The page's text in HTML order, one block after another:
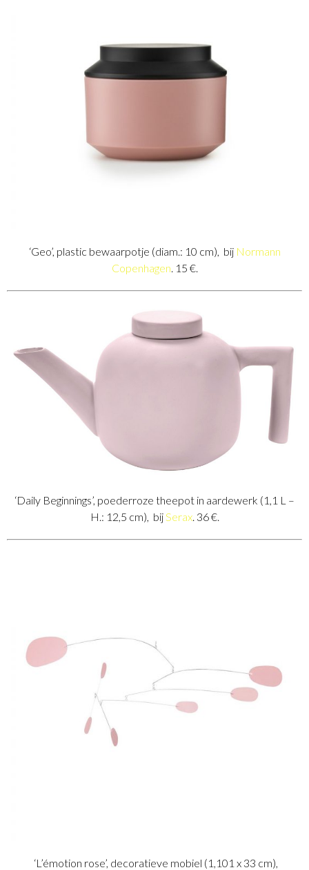
‘Geo’, plastic bewaarpotje (diam.: 10 cm), bij Normann
Copenhagen. 15 €.
‘Daily Beginnings’, poederroze theepot in aardewerk (1,1 L –
H.: 12,5 cm), bij Serax. 36 €.
‘L’émotion rose’, decoratieve mobiel (1,101 x 33 cm),